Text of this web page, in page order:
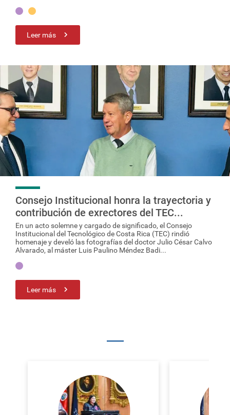
Leer más
Consejo Institucional honra la trayectoria y
contribución de exrectores del TEC...
En un acto solemne y cargado de significado, el Consejo
Institucional del Tecnológico de Costa Rica (TEC) rindió
homenaje y develó las fotografías del doctor Julio César Calvo
Alvarado, al máster Luis Paulino Méndez Badi...
Leer más